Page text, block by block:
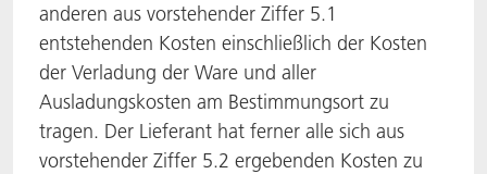
anderen aus vorstehender Ziffer 5.1
entstehenden Kosten einschließlich der Kosten
der Verladung der Ware und aller
Ausladungskosten am Bestimmungsort zu
tragen. Der Lieferant hat ferner alle sich aus
vorstehender Ziffer 5.2 ergebenden Kosten zu